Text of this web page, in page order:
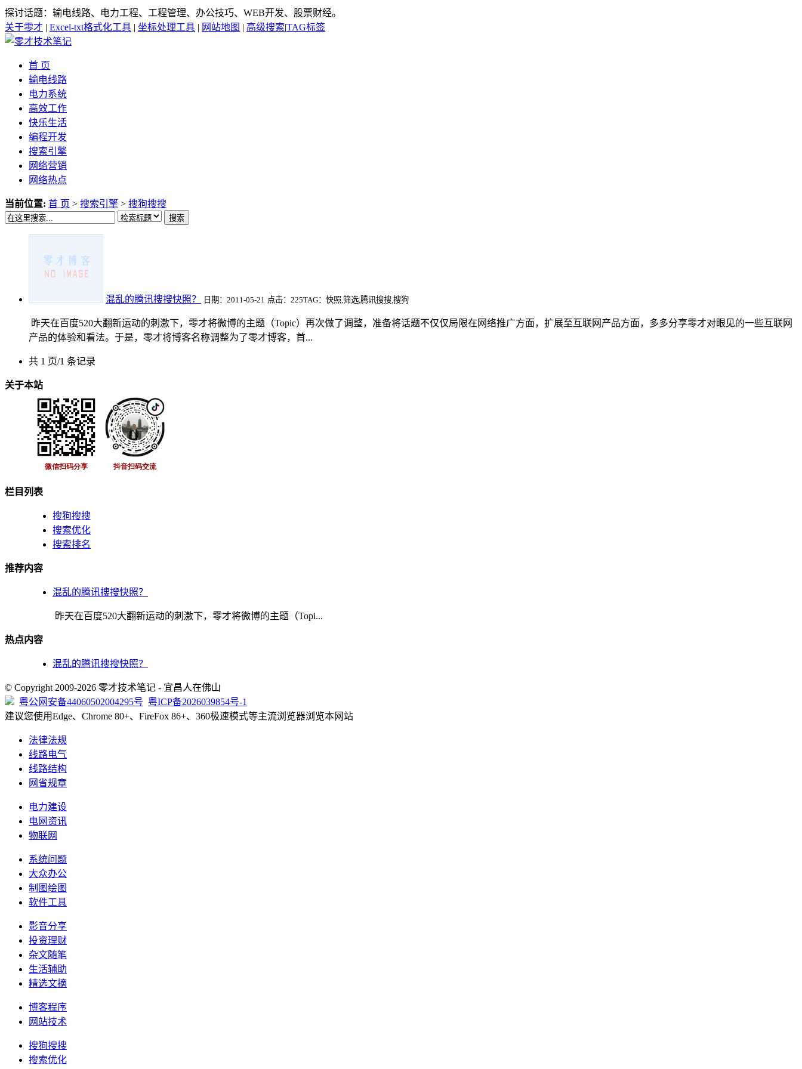
探讨话题：输电线路、电力工程、工程管理、办公技巧、WEB开发、股票财经。
关于零才 | Excel-txt格式化工具 | 坐标处理工具 | 网站地图 | 高级搜索|TAG标签
首 页
输电线路
电力系统
高效工作
快乐生活
编程开发
搜索引擎
网络营销
网络热点
当前位置: 首 页 > 搜索引擎 > 搜狗搜搜
搜索
混乱的腾讯搜搜快照？ 日期：2011-05-21 点击：225TAG：快照,筛选,腾讯搜搜,搜狗
昨天在百度520大翻新运动的刺激下，零才将微博的主题（Topic）再次做了调整，准备将话题不仅仅局限在网络推广方面，扩展至互联网产品方面，多多分享零才对眼见的一些互联网
产品的体验和看法。于是，零才将博客名称调整为了零才博客，首...
共 1 页/1 条记录
关于本站
栏目列表
搜狗搜搜
搜索优化
搜索排名
推荐内容
混乱的腾讯搜搜快照？
昨天在百度520大翻新运动的刺激下，零才将微博的主题（Topi...
热点内容
混乱的腾讯搜搜快照？
© Copyright 2009-2026 零才技术笔记 - 宜昌人在佛山
粤公网安备44060502004295号 粤ICP备2026039854号-1
建议您使用Edge、Chrome 80+、FireFox 86+、360极速模式等主流浏览器浏览本网站
法律法规
线路电气
线路结构
网省规章
电力建设
电网资讯
物联网
系统问题
大众办公
制图绘图
软件工具
影音分享
投资理财
杂文随笔
生活辅助
精选文摘
博客程序
网站技术
搜狗搜搜
搜索优化